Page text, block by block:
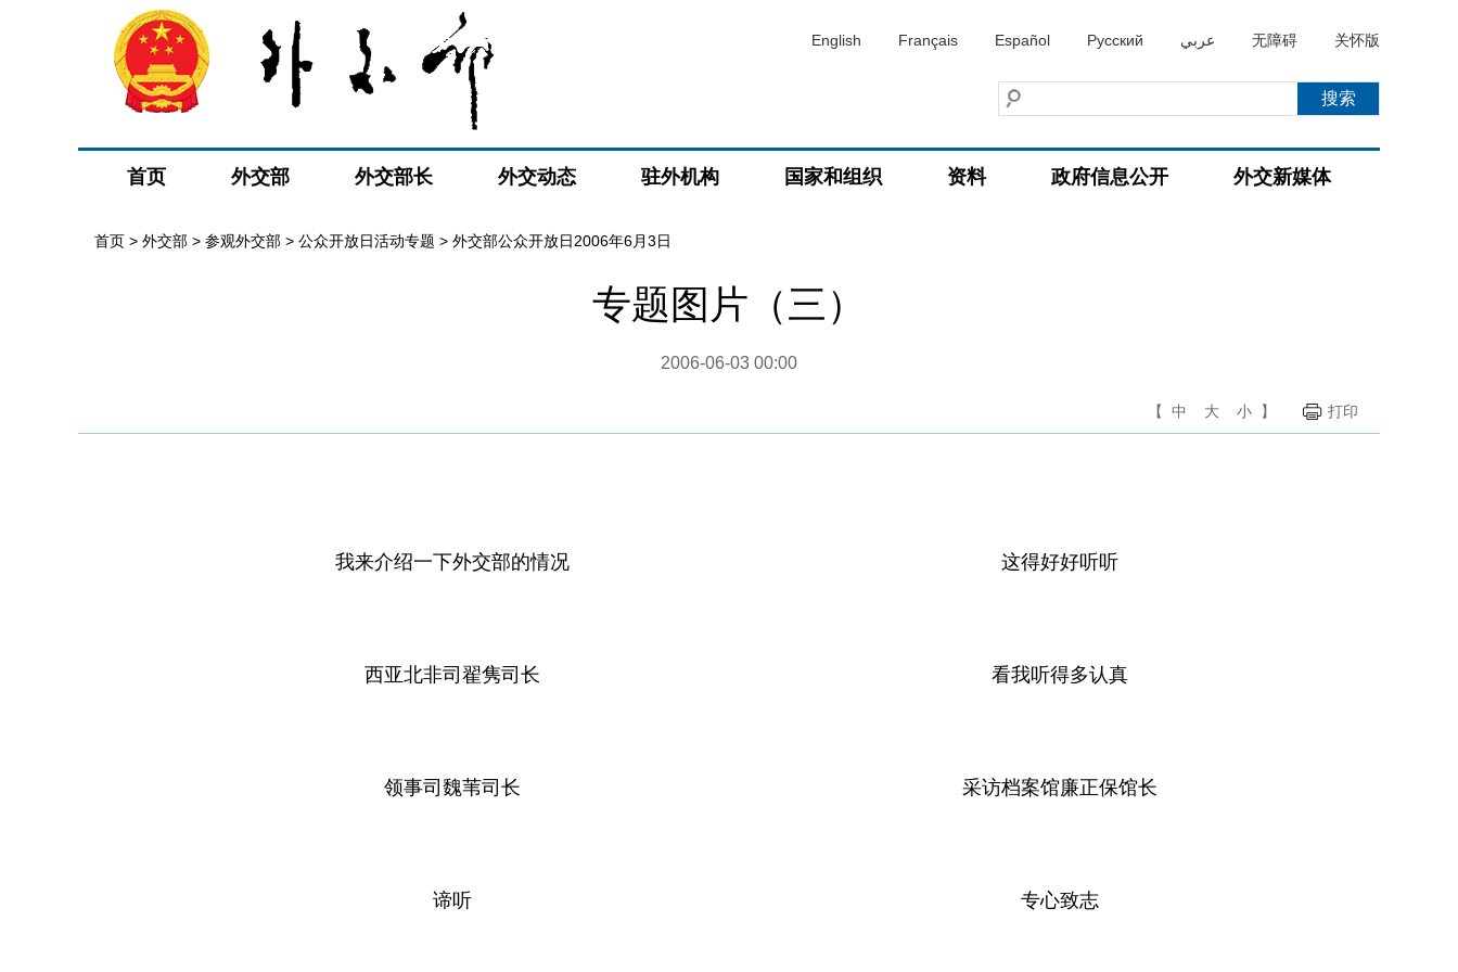
English Français Español Русский عربي 无障碍 关怀版
首页 外交部 外交部长 外交动态 驻外机构 国家和组织 资料 政府信息公开 外交新媒体
首页 > 外交部 > 参观外交部 > 公众开放日活动专题 > 外交部公众开放日2006年6月3日
专题图片（三）
2006-06-03 00:00
【 中 大 小 】 打印
我来介绍一下外交部的情况 这得好好听听
西亚北非司翟隽司长 看我听得多认真
领事司魏苇司长 采访档案馆廉正保馆长
谛听 专心致志